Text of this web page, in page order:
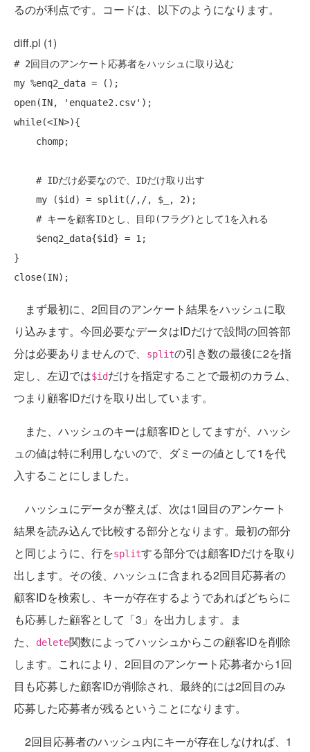
るのが利点です。コードは、以下のようになります。
diff.pl (1)
# 2回目のアンケート応募者をハッシュに取り込む
my
open
while(<IN>){
chomp;
# IDだけ必要なので、IDだけ取り出す
my ($id) = split (/,/, $_, 2);
# キーを顧客IDとし、目印(フラグ)として1を入れる
close
まず最初に、2回目のアンケート結果をハッシュに取
り込みます。今回必要なデータはIDだけで設問の回答部
分は必要ありませんので、
splitの引き数の最後に2を指
定し、左辺では$idだけを指定することで最初のカラム、
つまり顧客IDだけを取り出しています。
また、ハッシュのキーは顧客IDとしてますが、ハッシ
ュの値は特に利用しないので、ダミーの値として1を代
入することにしました。
ハッシュにデータが整えば、次は1回目のアンケート
結果を読み込んで比較する部分となります。最初の部分
と同じように、行をsplitする部分では顧客IDだけを取り
出します。その後、ハッシュに含まれる2回目応募者の
顧客IDを検索し、キーが存在するようであればどちらに
も応募した顧客として「3」を出力します。ま
た、
delete関数によってハッシュからこの顧客IDを削除
します。これにより、2回目のアンケート応募者から1回
目も応募した顧客IDが削除され、最終的には2回目のみ
応募した応募者が残るということになります。
2回目応募者のハッシュ内にキーが存在しなければ、1